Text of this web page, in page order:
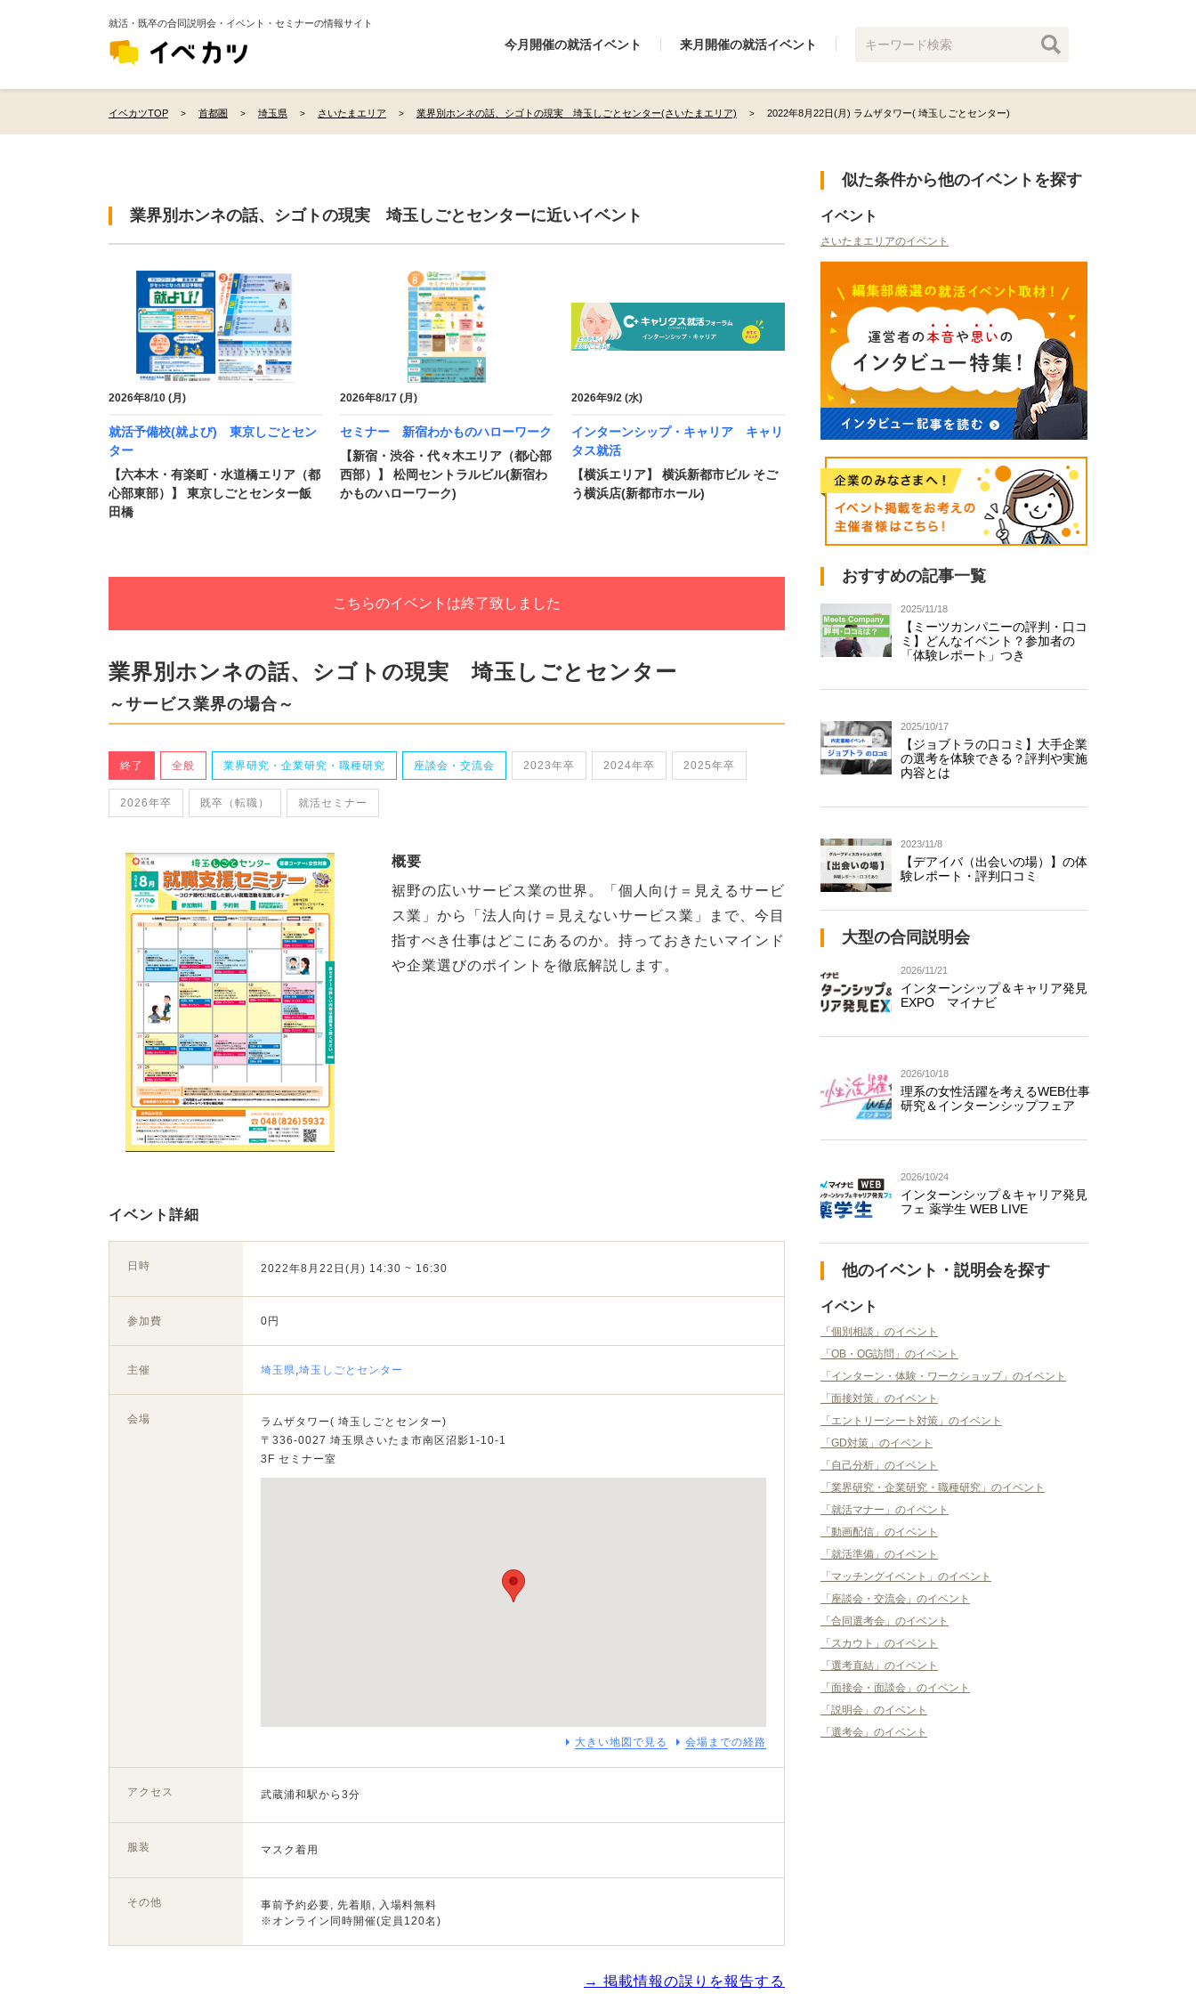
就活・既卒の合同説明会・イベント・セミナーの情報サイト
今月開催の就活イベント 来月開催の就活イベント
イベカツTOP 首都圏 埼玉県 さいたまエリア 業界別ホンネの話、シゴトの現実 埼玉しごとセンター(さいたまエリア) 2022年8月22日(月) ラムザタワー( 埼玉しごとセンター)
業界別ホンネの話、シゴトの現実 埼玉しごとセンターに近いイベント
2026年8/10 (月)
就活予備校(就よび) 東京しごとセン
ター
【六本木・有楽町・水道橋エリア（都
心部東部）】 東京しごとセンター飯
田橋
2026年8/17 (月)
セミナー 新宿わかものハローワーク
【新宿・渋谷・代々木エリア（都心部
西部）】 松岡セントラルビル(新宿わ
かものハローワーク)
2026年9/2 (水)
インターンシップ・キャリア キャリ
タス就活
【横浜エリア】 横浜新都市ビル そご
う横浜店(新都市ホール)
こちらのイベントは終了致しました
業界別ホンネの話、シゴトの現実 埼玉しごとセンター
～サービス業界の場合～
終了 全般 業界研究・企業研究・職種研究 座談会・交流会 2023年卒 2024年卒 2025年卒
2026年卒 既卒（転職） 就活セミナー
概要
裾野の広いサービス業の世界。「個人向け＝見えるサービ
ス業」から「法人向け＝見えないサービス業」まで、今目
指すべき仕事はどこにあるのか。持っておきたいマインド
や企業選びのポイントを徹底解説します。
イベント詳細
日時 2022年8月22日(月) 14:30 ~ 16:30
参加費 0円
主催 埼玉県,埼玉しごとセンター
会場
ラムザタワー( 埼玉しごとセンター)
〒336-0027 埼玉県さいたま市南区沼影1‐10‐1
3F セミナー室
大きい地図で見る 会場までの経路
アクセス 武蔵浦和駅から3分
服装 マスク着用
その他
事前予約必要, 先着順, 入場料無料
※オンライン同時開催(定員120名)
→ 掲載情報の誤りを報告する
似た条件から他のイベントを探す
イベント
さいたまエリアのイベント
おすすめの記事一覧
2025/11/18
【ミーツカンパニーの評判・口コ
ミ】どんなイベント？参加者の
「体験レポート」つき
2025/10/17
【ジョブトラの口コミ】大手企業
の選考を体験できる？評判や実施
内容とは
2023/11/8
【デアイバ（出会いの場）】の体
験レポート・評判口コミ
大型の合同説明会
2026/11/21
インターンシップ＆キャリア発見
EXPO マイナビ
2026/10/18
理系の女性活躍を考えるWEB仕事
研究＆インターンシップフェア
2026/10/24
インターンシップ＆キャリア発見
フェ 薬学生 WEB LIVE
他のイベント・説明会を探す
イベント
「個別相談」のイベント
「OB・OG訪問」のイベント
「インターン・体験・ワークショップ」のイベント
「面接対策」のイベント
「エントリーシート対策」のイベント
「GD対策」のイベント
「自己分析」のイベント
「業界研究・企業研究・職種研究」のイベント
「就活マナー」のイベント
「動画配信」のイベント
「就活準備」のイベント
「マッチングイベント」のイベント
「座談会・交流会」のイベント
「合同選考会」のイベント
「スカウト」のイベント
「選考直結」のイベント
「面接会・面談会」のイベント
「説明会」のイベント
「選考会」のイベント